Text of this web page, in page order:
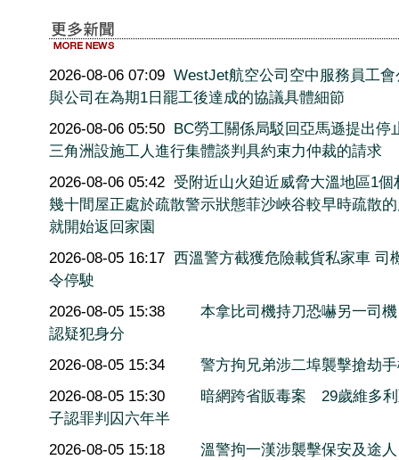
2026-08-06 07:09 WestJet航空公司空中服務員工會
與公司在為期1日罷工後達成的協議具體細節
2026-08-06 05:50 BC勞工關係局駁回亞馬遜提出停
三角洲設施工人進行集體談判具約束力仲裁的請求
2026-08-06 05:42 受附近山火廹近威脅大溫地區1個
幾十間屋正處於疏散警示狀態菲沙峽谷較早時疏散
就開始返回家園
2026-08-05 16:17 西溫警方截獲危險載貨私家車 司
令停駛
2026-08-05 15:38
本拿比司機持刀恐嚇另一司
認疑犯身分
2026-08-05 15:34
警方拘兄弟涉二埠襲擊搶劫
2026-08-05 15:30
暗網跨省販毒案 29歲維多
子認罪判囚六年半
2026-08-05 15:18
溫警拘一漢涉襲擊保安及途